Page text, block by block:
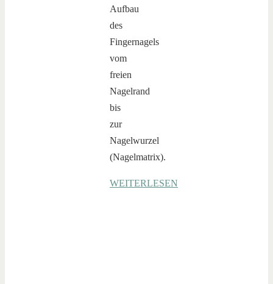
Aufbau
des
Fingernagels
vom
freien
Nagelrand
bis
zur
Nagelwurzel
(Nagelmatrix).
WEITERLESEN